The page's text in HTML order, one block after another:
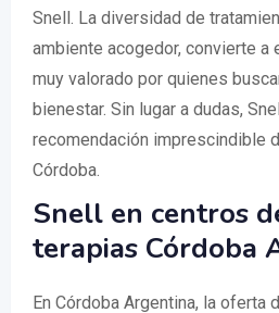
Snell. La diversidad de
ambiente acogedor, convierte a
muy valorado por quienes
bienestar. Sin lugar a dudas,
recomendación imprescindible
Córdoba.
Snell en centros
terapias Córdoba
En Córdoba Argentina, la oferta